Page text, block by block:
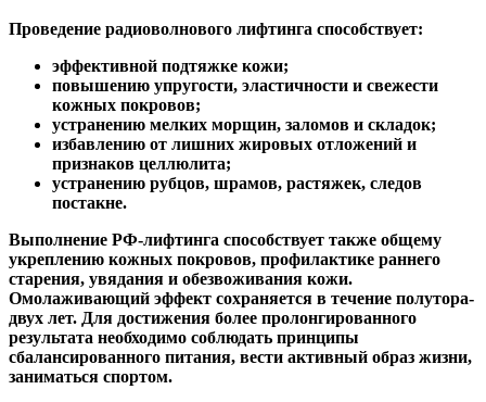
Проведение радиоволнового лифтинга способствует:
эффективной подтяжке кожи;
повышению упругости, эластичности и свежести
кожных покровов;
устранению мелких морщин, заломов и складок;
избавлению от лишних жировых отложений и
признаков целлюлита;
устранению рубцов, шрамов, растяжек, следов
постакне.
Выполнение РФ-лифтинга способствует также общему
укреплению кожных покровов, профилактике раннего
старения, увядания и обезвоживания кожи.
Омолаживающий эффект сохраняется в течение полутора-
двух лет. Для достижения более пролонгированного
результата необходимо соблюдать принципы
сбалансированного питания, вести активный образ жизни,
заниматься спортом.